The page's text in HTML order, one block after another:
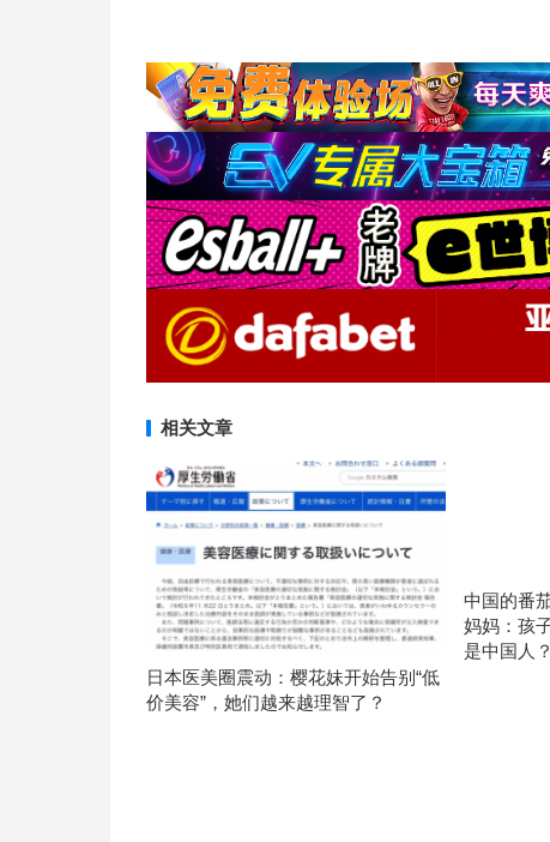
相关文章
日本医美圈震动：樱花妹开始告别“低
价美容”，她们越来越理智了？
中国的番
妈妈：孩
是中国人？